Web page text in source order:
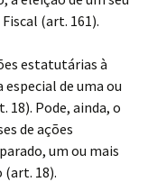
(art. 161).
estatutárias à
de uma ou
18). Pode, ainda, o
de ações
um ou mais
(art. 18).